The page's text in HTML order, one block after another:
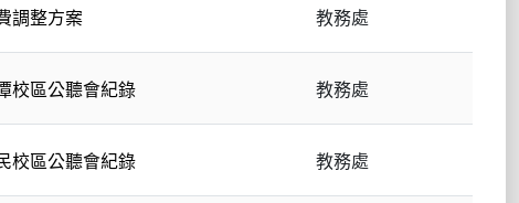
調整方案 教務處
校區公聽會紀錄 教務處
校區公聽會紀錄 教務處